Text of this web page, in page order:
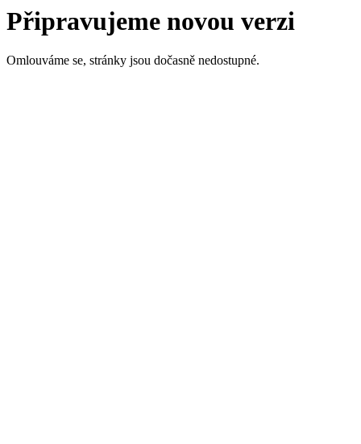
Připravujeme novou verzi
Omlouváme se, stránky jsou dočasně nedostupné.